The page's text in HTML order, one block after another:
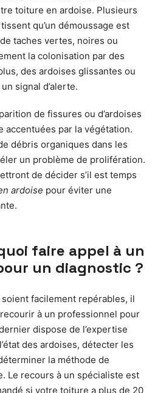
toiture en ardoise. Plusieurs
qu’un démoussage est
taches vertes, noires ou
la colonisation par des
des ardoises glissantes ou
signal d’alerte.
de fissures ou d’ardoises
accentuées par la végétation.
débris organiques dans les
un problème de prolifération.
de décider s’il est temps
ardoise pour éviter une
faire appel à un
un diagnostic ?
facilement repérables, il
à un professionnel pour
dispose de l’expertise
des ardoises, détecter les
la méthode de
Le recours à un spécialiste est
si votre toiture a plus de 20